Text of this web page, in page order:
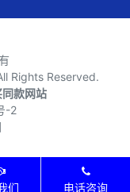
Rights Reserved.
同款网站
-2
们 电话咨询